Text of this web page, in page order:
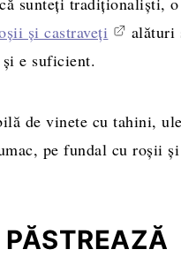
și castraveți
alături
e suficient.
PĂSTREAZĂ